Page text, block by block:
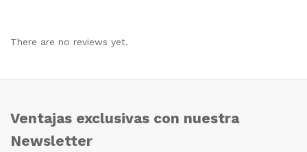
There are no reviews yet.
Ventajas exclusivas con nuestra
Newsletter